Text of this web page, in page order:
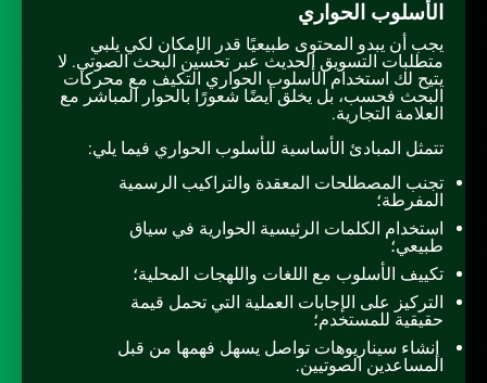
الأسلوب الحواري
يجب أن يبدو المحتوى طبيعيًا قدر الإمكان لكي يلبي
متطلبات التسويق الحديث عبر تحسين البحث الصوتي. لا
يتيح لك استخدام الأسلوب الحواري التكيف مع محركات
البحث فحسب، بل يخلق أيضًا شعورًا بالحوار المباشر مع
العلامة التجارية.
تتمثل المبادئ الأساسية للأسلوب الحواري فيما يلي:
تجنب المصطلحات المعقدة والتراكيب الرسمية
المفرطة؛
استخدام الكلمات الرئيسية الحوارية في سياق
طبيعي؛
تكييف الأسلوب مع اللغات واللهجات المحلية؛
التركيز على الإجابات العملية التي تحمل قيمة
حقيقية للمستخدم؛
إنشاء سيناريوهات تواصل يسهل فهمها من قبل
المساعدين الصوتيين.